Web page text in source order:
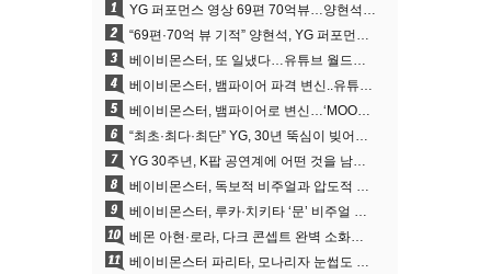
1 YG 퍼포먼스 영상 69편 70억뷰…양현석 제작 철학 통했다
2 “69편·70억 뷰 기적” 양현석, YG 퍼포먼스 비디오 100% 직접 만든 이유
3 베이비몬스터, 또 일냈다…유튜브 월드와이드 1위
4 베이비몬스터, 뱀파이어 파격 변신..유튜브 트렌딩 1위 직행
5 베이비몬스터, 뱀파이어로 변신…‘MOON’으로 찍은 3개월 프로젝트
6 “최초·최다·최단” YG, 30년 뚝심이 빚어낸 K팝 투어의 새 지평
7 YG 30주년, K팝 공연계에 어떤 것을 남겼나
8 베이비몬스터, 독보적 비주얼과 압도적 소화력..’MOON’
9 베이비몬스터, 루카·치키타 ‘문’ 비주얼 공개…절제된 카리스마·유니크 비주얼
10 베몬 아현·로라, 다크 콘셉트 완벽 소화…’문’ 비주얼 포토 공개
11 베이비몬스터 파리타, 모나리자 눈썹도 완벽 소화‥아사와 강렬 아우라